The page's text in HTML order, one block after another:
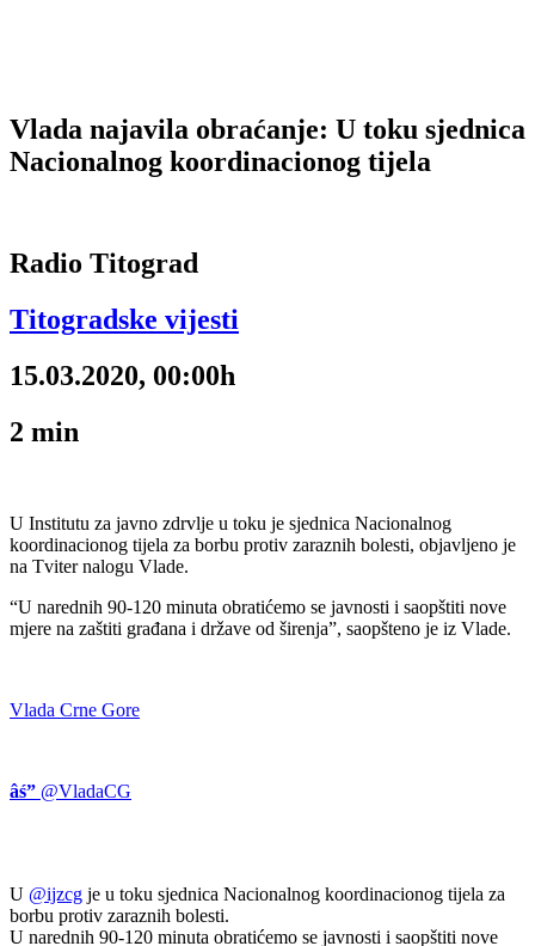
Vlada najavila obraćanje: U toku sjednica
Nacionalnog koordinacionog tijela
Radio Titograd
Titogradske vijesti
15.03.2020, 00:00h
2 min
U Institutu za javno zdrvlje u toku je sjednica Nacionalnog
koordinacionog tijela za borbu protiv zaraznih bolesti, objavljeno je
na Tviter nalogu Vlade.
“U narednih 90-120 minuta obratićemo se javnosti i saopštiti nove
mjere na zaštiti građana i države od širenja”, saopšteno je iz Vlade.
Vlada Crne Gore
âś” @VladaCG
U @ijzcg je u toku sjednica Nacionalnog koordinacionog tijela za
borbu protiv zaraznih bolesti.
U narednih 90-120 minuta obratićemo se javnosti i saopštiti nove